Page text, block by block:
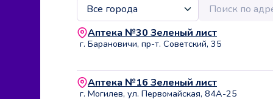
Аптека №30 Зеленый лист
г. Барановичи, пр-т. Советский, 35
Аптека №16 Зеленый лист
г. Могилев, ул. Первомайская, 84А-25